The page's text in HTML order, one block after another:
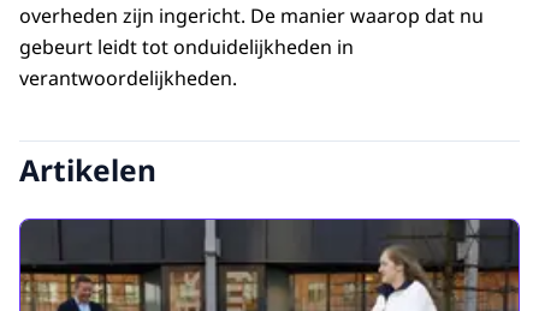
overheden zijn ingericht. De manier waarop dat nu
gebeurt leidt tot onduidelijkheden in
verantwoordelijkheden.
Artikelen